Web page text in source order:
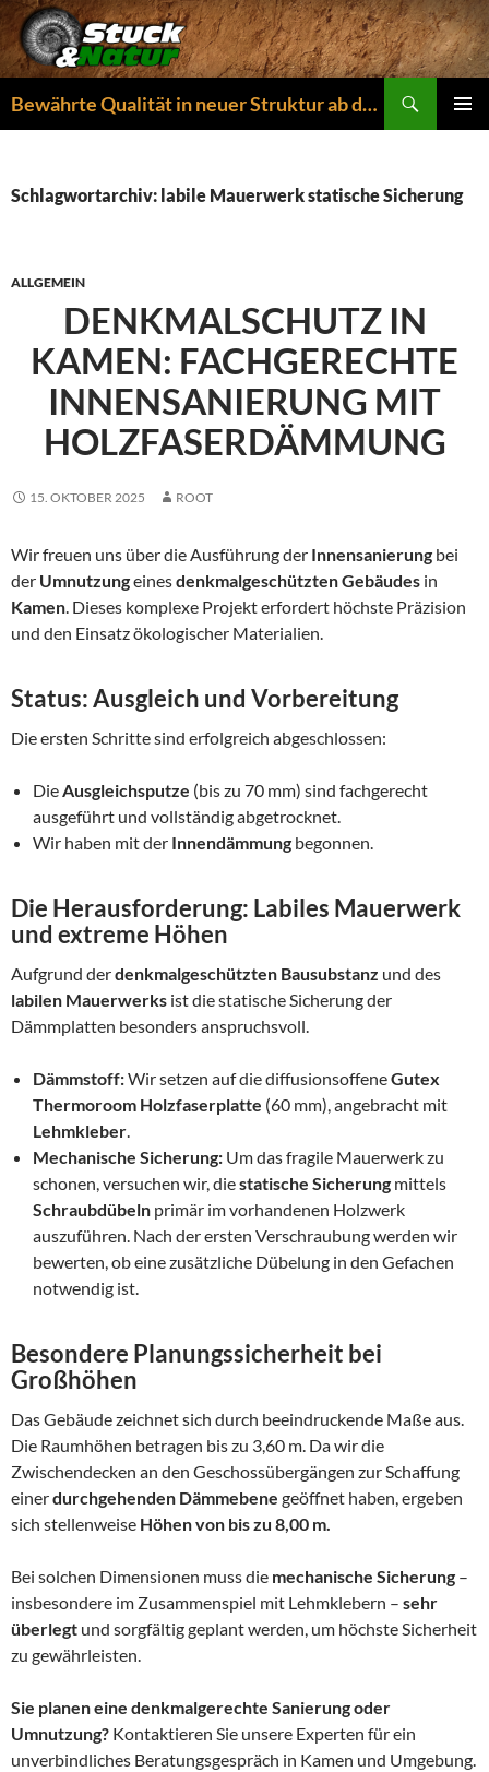
Zum
Inhalt
springen
Bewährte Qualität in neuer Struktur ab dem 01.04.2026
Schlagwortarchiv: labile Mauerwerk statische Sicherung
ALLGEMEIN
DENKMALSCHUTZ IN
KAMEN: FACHGERECHTE
INNENSANIERUNG MIT
HOLZFASERDÄMMUNG
15. OKTOBER 2025 ROOT
Wir freuen uns über die Ausführung der Innensanierung bei
der Umnutzungeinesdenkmalgeschützten Gebäudes in
Kamen. Dieses komplexe Projekt erfordert höchste Präzision
und den Einsatz ökologischer Materialien.
Status: Ausgleich und Vorbereitung
Die ersten Schritte sind erfolgreich abgeschlossen:
DieAusgleichsputze (bis zu 70 mm) sind fachgerecht
ausgeführt und vollständig abgetrocknet.
Wir haben mit der Innendämmung begonnen.
Die Herausforderung: Labiles Mauerwerk
und extreme Höhen
Aufgrund derdenkmalgeschützten Bausubstanz und des
labilen Mauerwerks ist die statische Sicherung der
Dämmplatten besonders anspruchsvoll.
Dämmstoff:Wir setzen auf die diffusionsoffeneGutex
Thermoroom Holzfaserplatte (60 mm), angebracht mit
Lehmkleber.
Mechanische Sicherung: Um das fragile Mauerwerk zu
schonen, versuchen wir, diestatische Sicherung mittels
Schraubdübeln primär im vorhandenen Holzwerk
auszuführen. Nach der ersten Verschraubung werden wir
bewerten, ob eine zusätzliche Dübelung in den Gefachen
notwendig ist.
Besondere Planungssicherheit bei
Großhöhen
Das Gebäude zeichnet sich durch beeindruckende Maße aus.
Die Raumhöhen betragen bis zu 3,60 m. Da wir die
Zwischendecken an den Geschossübergängen zur Schaffung
einerdurchgehenden Dämmebene geöffnet haben, ergeben
sich stellenweise Höhen von bis zu 8,00 m.
Bei solchen Dimensionen muss die mechanische Sicherung –
insbesondere im Zusammenspiel mit Lehmklebern – sehr
überlegt und sorgfältig geplant werden, um höchste Sicherheit
zu gewährleisten.
Sie planen eine denkmalgerechte Sanierung oder
Umnutzung? Kontaktieren Sie unsere Experten für ein
unverbindliches Beratungsgespräch in Kamen und Umgebung.